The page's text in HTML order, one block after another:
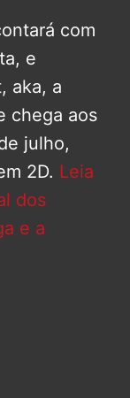
com
e
aka, a
chega aos
julho,
2D. Leia
dos
e a